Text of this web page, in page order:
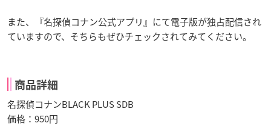
また、『名探偵コナン公式アプリ』にて電子版が独占配信され
ていますので、そちらもぜひチェックされてみてください。
商品詳細
名探偵コナンBLACK PLUS SDB
価格：950円